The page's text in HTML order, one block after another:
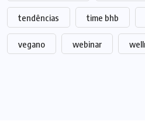
tendências time bhb
vegano webinar